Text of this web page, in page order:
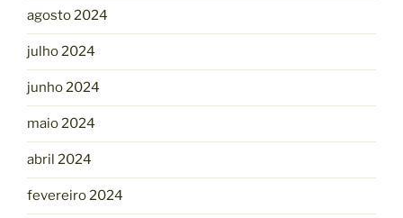
agosto 2024
julho 2024
junho 2024
maio 2024
abril 2024
fevereiro 2024